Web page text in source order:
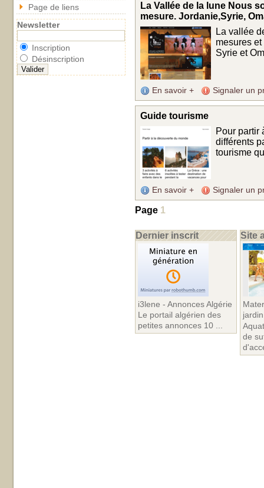
Page de liens
Newsletter
Inscription
Désinscription
La Vallée de la lune Nous
mesure. Jordanie,Syrie,
La vallée
mesures
Syrie et
En savoir + Signaler un
Guide tourisme
Pour partir
différents
tourisme
En savoir + Signaler un
Page 1
Dernier inscrit
i3lene - Annonces Algérie
Le portail algérien des
petites annonces 10 ...
Site
jardin
de